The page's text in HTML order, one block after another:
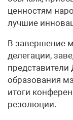
ценностям
лучшие
В завершение
делегации,
образования
итоги
резолюции.